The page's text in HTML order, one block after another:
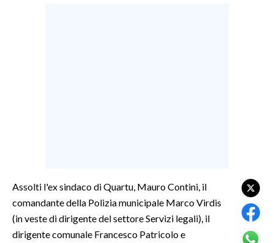
ALTRI SPORT
CULTURA
Assolti l'ex sindaco di Quartu, Mauro Contini, il
comandante della Polizia municipale Marco Virdis
(in veste di dirigente del settore Servizi legali), il
dirigente comunale Francesco Patricolo e